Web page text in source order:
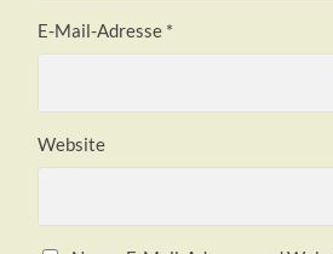
E-Mail-Adresse *
Website